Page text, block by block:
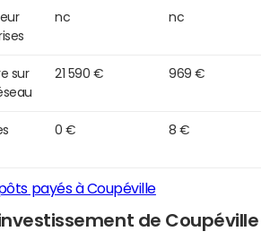
nc nc
sur
21 590 € 969 €
0 € 8 €
payés à Coupéville
de Coupéville